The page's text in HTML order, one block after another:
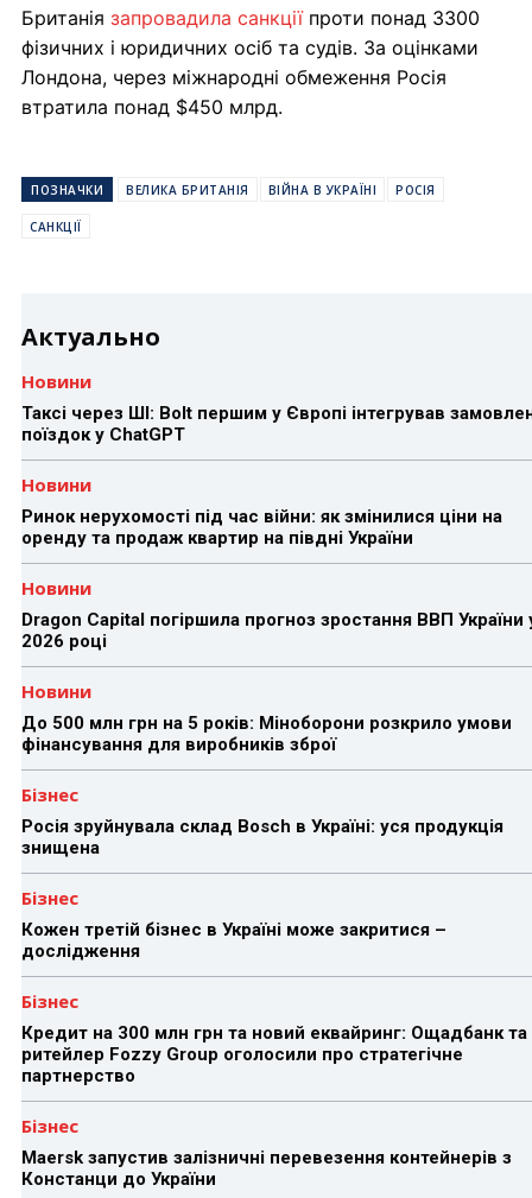
Британія запровадила санкціїпроти понад 3300
фізичних і юридичних осіб та судів. За оцінками
Лондона, через міжнародні обмеження Росія
втратила понад $450 млрд.
ПОЗНАЧКИ ВЕЛИКА БРИТАНІЯ ВІЙНА В УКРАЇНІ РОСІЯ
САНКЦІЇ
Актуально
Новини
Таксі через ШІ: Bolt першим у Європі інтегрував
поїздок у ChatGPT
Новини
Ринок нерухомості під час війни: як змінилися ціни на
оренду та продаж квартир на півдні України
Новини
Dragon Capital погіршила прогноз зростання ВВП України
2026 році
Новини
До 500 млн грн на 5 років: Міноборони розкрило умови
фінансування для виробників зброї
Бізнес
Росія зруйнувала склад Bosch в Україні: уся продукція
знищена
Бізнес
Кожен третій бізнес в Україні може закритися –
дослідження
Бізнес
Кредит на 300 млн грн та новий еквайринг: Ощадбанк та
ритейлер Fozzy Group оголосили про стратегічне
партнерство
Бізнес
Maersk запустив залізничні перевезення контейнерів з
Констанци до України